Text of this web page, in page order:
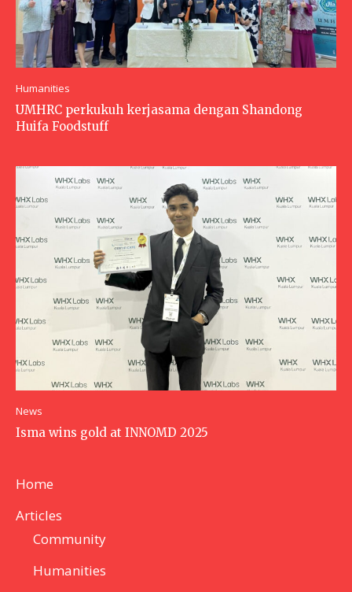
Humanities
UMHRC perkukuh kerjasama dengan Shandong
Huifa Foodstuff
News
Isma wins gold at INNOMD 2025
Home
Articles
Community
Humanities